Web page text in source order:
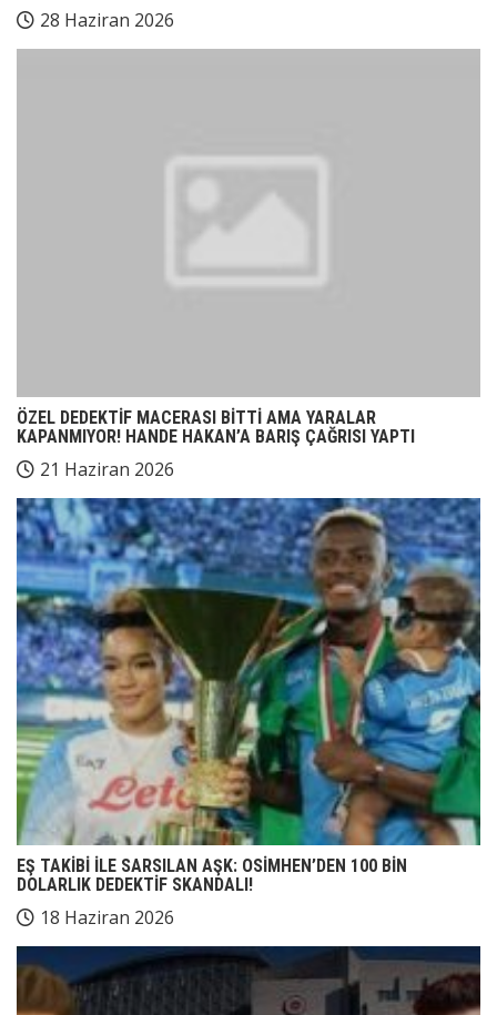
28 Haziran 2026
ÖZEL DEDEKTİF MACERASI BİTTİ AMA YARALAR
KAPANMIYOR! HANDE HAKAN’A BARIŞ ÇAĞRISI YAPTI
21 Haziran 2026
EŞ TAKİBİ İLE SARSILAN AŞK: OSİMHEN’DEN 100 BİN
DOLARLIK DEDEKTİF SKANDALI!
18 Haziran 2026